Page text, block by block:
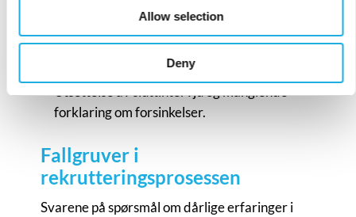
Allow selection
Deny
Mangel på kommunikasjon etter et positivt
lenger er aktuell for rollen.
Utsettelse av sluttintervju og manglende
forklaring om forsinkelser.
Fallgruver i
rekrutteringsprosessen
Svarene på spørsmål om dårlige erfaringer i